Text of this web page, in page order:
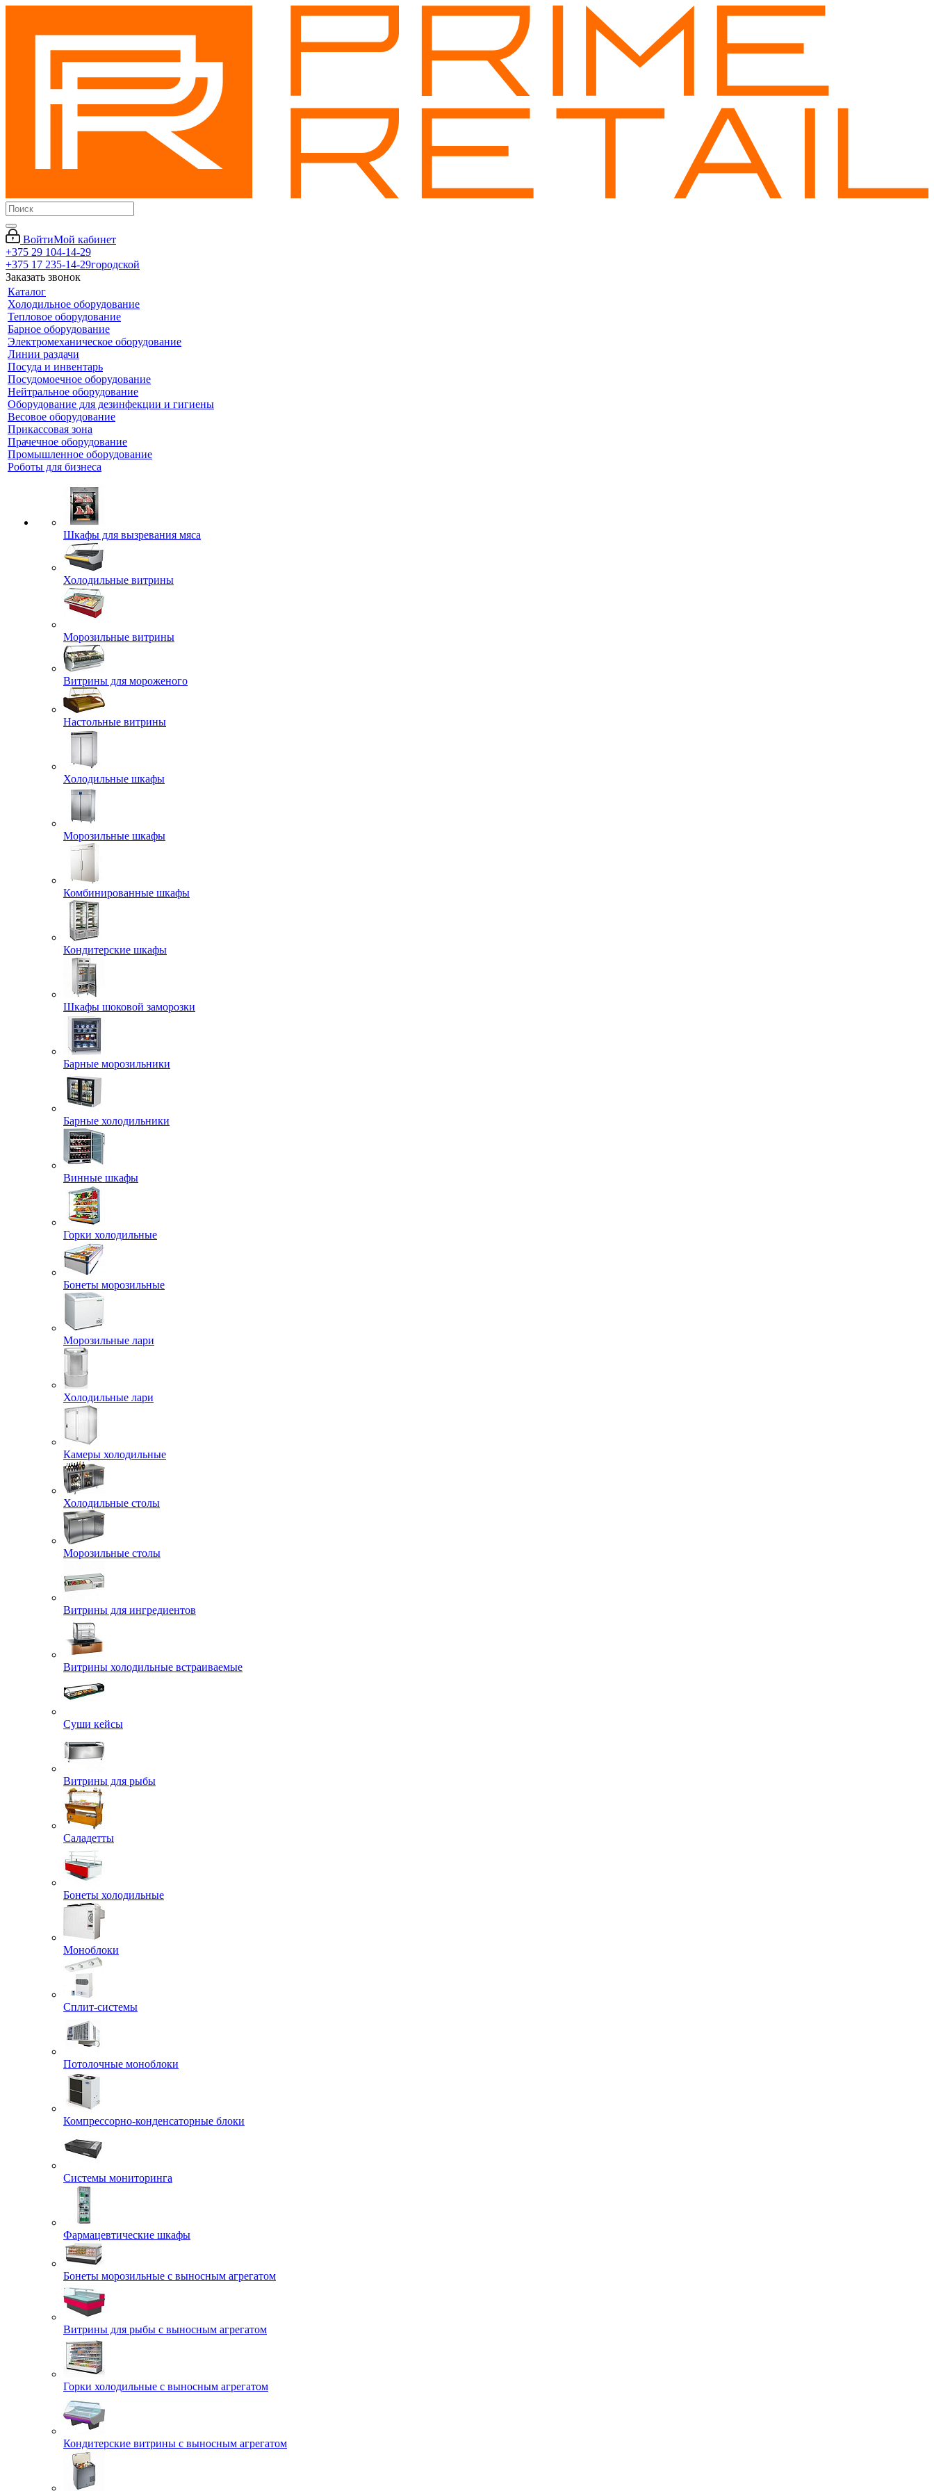
ВойтиМой кабинет
+375 29 104-14-29
+375 17 235-14-29городской
Заказать звонок
Каталог
Холодильное оборудование
Тепловое оборудование
Барное оборудование
Электромеханическое оборудование
Линии раздачи
Посуда и инвентарь
Посудомоечное оборудование
Нейтральное оборудование
Оборудование для дезинфекции и гигиены
Весовое оборудование
Прикассовая зона
Прачечное оборудование
Промышленное оборудование
Роботы для бизнеса
Шкафы для вызревания мяса
Холодильные витрины
Морозильные витрины
Витрины для мороженого
Настольные витрины
Холодильные шкафы
Морозильные шкафы
Комбинированные шкафы
Кондитерские шкафы
Шкафы шоковой заморозки
Барные морозильники
Барные холодильники
Винные шкафы
Горки холодильные
Бонеты морозильные
Морозильные лари
Холодильные лари
Камеры холодильные
Холодильные столы
Морозильные столы
Витрины для ингредиентов
Витрины холодильные встраиваемые
Суши кейсы
Витрины для рыбы
Саладетты
Бонеты холодильные
Моноблоки
Сплит-системы
Потолочные моноблоки
Компрессорно-конденсаторные блоки
Системы мониторинга
Фармацевтические шкафы
Бонеты морозильные с выносным агрегатом
Витрины для рыбы с выносным агрегатом
Горки холодильные с выносным агрегатом
Кондитерские витрины с выносным агрегатом